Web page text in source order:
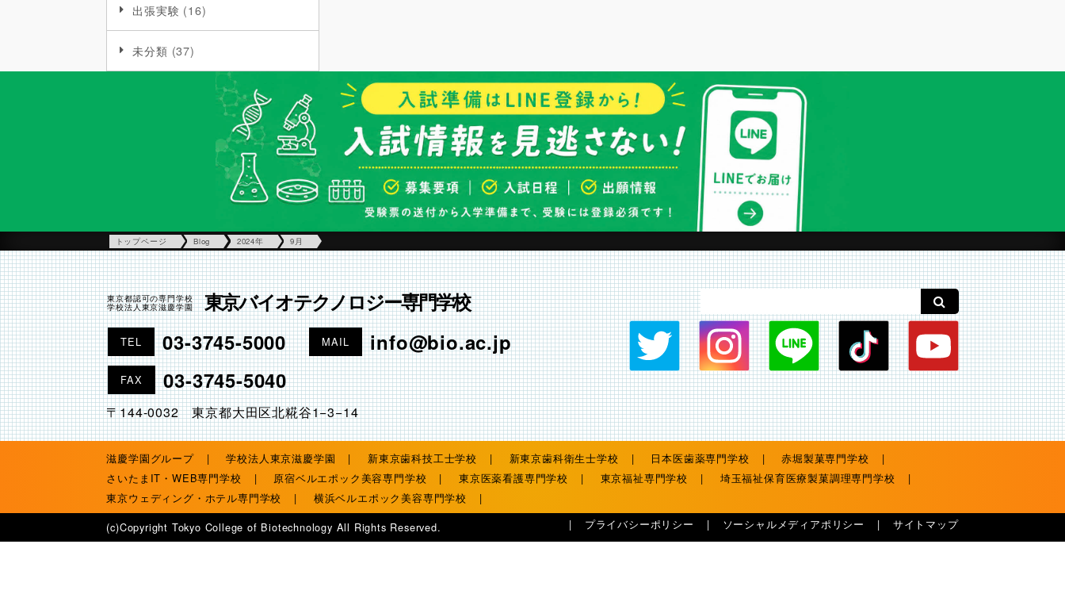
出張実験 (16)
未分類 (37)
トップページ Blog 2024年 9月
東京都認可の専門学校
学校法人東京滋慶学園
東京バイオテクノロジー専門学校
TEL 03-3745-5000 MAIL info@bio.ac.jp
FAX 03-3745-5040
〒144-0032 東京都大田区北糀谷1−3−14
滋慶学園グループ 学校法人東京滋慶学園 新東京歯科技工士学校 新東京歯科衛生士学校 日本医歯薬専門学校
赤堀製菓専門学校
さいたまIT・WEB専門学校
原宿ベルエポック美容専門学校 東京医薬看護専門学校 東京福祉専門学校
埼玉福祉保育医療製菓調理専門学校
東京ウェディング・ホテル専門学校
横浜ベルエポック美容専門学校
サイトマップ
ソーシャルメディアポリシー
プライバシーポリシー
(c)Copyright Tokyo College of Biotechnology All Rights Reserved.